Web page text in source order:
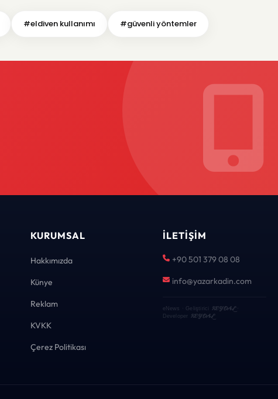
#eldiven kullanımı #güvenli yöntemler
KURUMSAL
Hakkımızda
Künye
Reklam
KVKK
Çerez Politikası
İLETIŞIM
+90 501 379 08 08
info@yazarkadin.com
eNews · Geliştirici KEYDAL·
Developer KEYDAL